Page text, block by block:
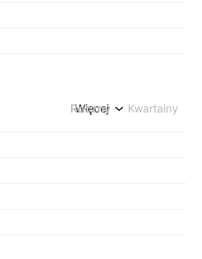
Roczny Kwartalny
Więcej